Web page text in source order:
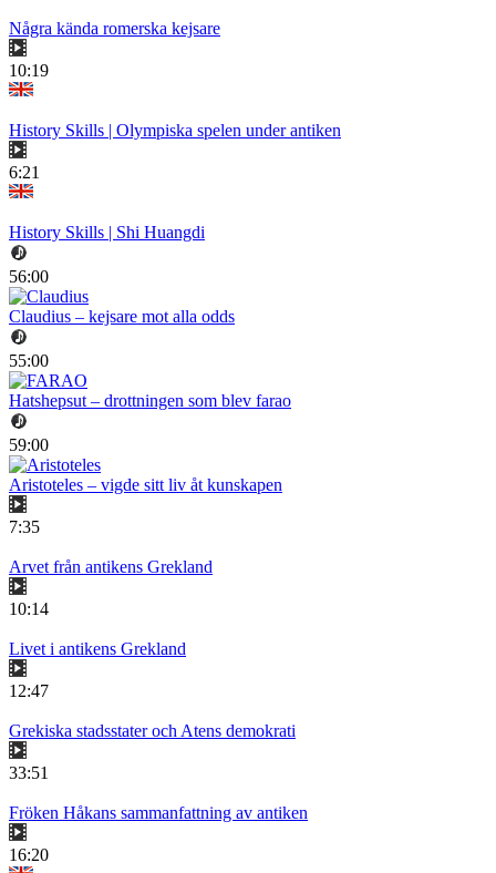
Några kända romerska kejsare
10:19
History Skills | Olympiska spelen under antiken
6:21
History Skills | Shi Huangdi
56:00
Claudius – kejsare mot alla odds
55:00
Hatshepsut – drottningen som blev farao
59:00
Aristoteles – vigde sitt liv åt kunskapen
7:35
Arvet från antikens Grekland
10:14
Livet i antikens Grekland
12:47
Grekiska stadsstater och Atens demokrati
33:51
Fröken Håkans sammanfattning av antiken
16:20